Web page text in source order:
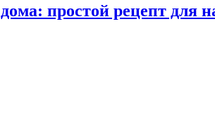
простой рецепт для